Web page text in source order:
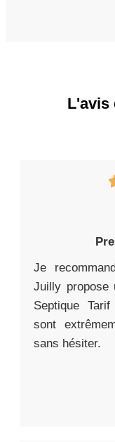
L'avis
Je
Juilly propose
Septique
sont
sans hésiter.